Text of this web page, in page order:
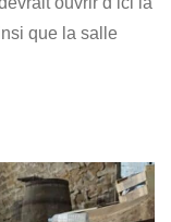
que la salle